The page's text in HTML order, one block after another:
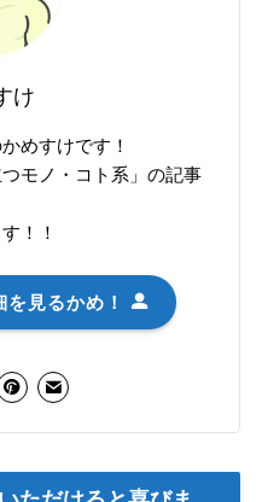
け
めすけです！
モノ・コト系」の記事
！！
を見るかめ！